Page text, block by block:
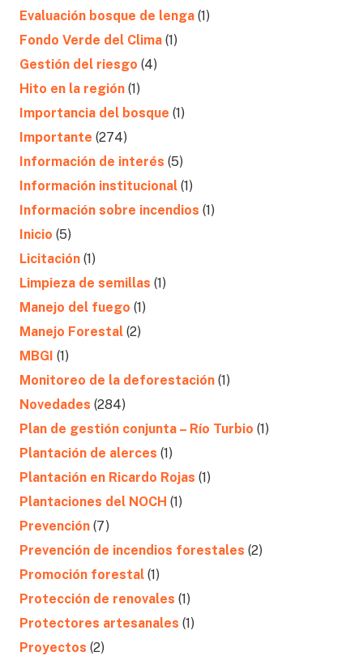
Evaluación bosque de lenga (1)
Fondo Verde del Clima (1)
Gestión del riesgo (4)
Hito en la región (1)
Importancia del bosque (1)
Importante (274)
Información de interés (5)
Información institucional (1)
Información sobre incendios (1)
Inicio (5)
Licitación (1)
Limpieza de semillas (1)
Manejo del fuego (1)
Manejo Forestal (2)
MBGI (1)
Monitoreo de la deforestación (1)
Novedades (284)
Plan de gestión conjunta – Río Turbio (1)
Plantación de alerces (1)
Plantación en Ricardo Rojas (1)
Plantaciones del NOCH (1)
Prevención (7)
Prevención de incendios forestales (2)
Promoción forestal (1)
Protección de renovales (1)
Protectores artesanales (1)
Proyectos (2)